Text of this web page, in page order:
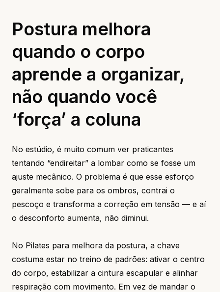
Postura melhora
quando o corpo
aprende a organizar,
não quando você
‘força’ a coluna
No estúdio, é muito comum ver praticantes
tentando “endireitar” a lombar como se fosse um
ajuste mecânico. O problema é que esse esforço
geralmente sobe para os ombros, contrai o
pescoço e transforma a correção em tensão — e aí
o desconforto aumenta, não diminui.
No Pilates para melhora da postura, a chave
costuma estar no treino de padrões: ativar o centro
do corpo, estabilizar a cintura escapular e alinhar
respiração com movimento. Em vez de mandar o